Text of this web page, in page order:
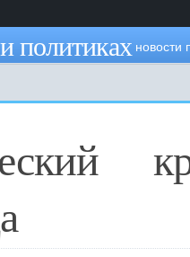
политиках новости